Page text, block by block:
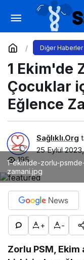
Diğer Haberler
1 Ekim'de
Çocuklar
Eğlence
Sağlıklı.Org
25 Eylül 2023,
195
1-ekimde-zorlu-
zamani.jpg
+ -
Zorlu PSM,
Baksı
Merkezi'
Yorum Yap